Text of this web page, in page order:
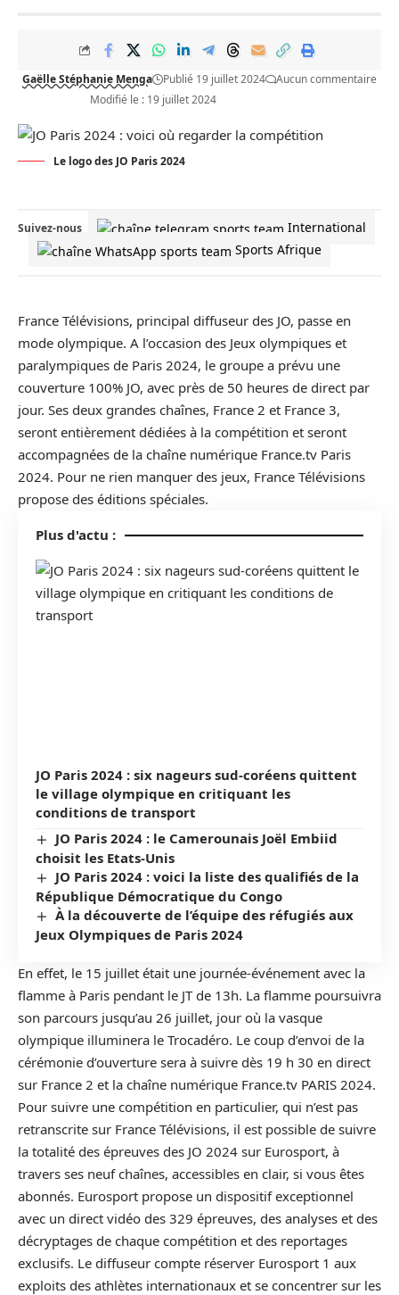
Gaëlle Stéphanie Menga Publié 19 juillet 2024
Aucun commentaire
Modifié le : 19 juillet 2024
Le logo des JO Paris 2024
Suivez-nous
International
Sports Afrique
France Télévisions, principal diffuseur des JO, passe en
mode olympique. A l’occasion des Jeux olympiques et
paralympiques de Paris 2024, le groupe a prévu une
couverture 100% JO, avec près de 50 heures de direct par
jour. Ses deux grandes chaînes, France 2 et France 3,
seront entièrement dédiées à la compétition et seront
accompagnées de la chaîne numérique France.tv Paris
2024. Pour ne rien manquer des jeux, France Télévisions
propose des éditions spéciales.
Plus d'actu :
JO Paris 2024 : six nageurs sud-coréens quittent
le village olympique en critiquant les
conditions de transport
JO Paris 2024 : le Camerounais Joël Embiid
choisit les Etats-Unis
JO Paris 2024 : voici la liste des qualifiés de la
République Démocratique du Congo
À la découverte de l’équipe des réfugiés aux
Jeux Olympiques de Paris 2024
En effet, le 15 juillet était une journée-événement avec la
flamme à Paris pendant le JT de 13h. La flamme poursuivra
son parcours jusqu’au 26 juillet, jour où la vasque
olympique illuminera le Trocadéro. Le coup d’envoi de la
cérémonie d’ouverture sera à suivre dès 19 h 30 en direct
sur France 2 et la chaîne numérique France.tv PARIS 2024.
Pour suivre une compétition en particulier, qui n’est pas
retranscrite sur France Télévisions, il est possible de suivre
la totalité des épreuves des JO 2024 sur Eurosport, à
travers ses neuf chaînes, accessibles en clair, si vous êtes
abonnés. Eurosport propose un dispositif exceptionnel
avec un direct vidéo des 329 épreuves, des analyses et des
décryptages de chaque compétition et des reportages
exclusifs. Le diffuseur compte réserver Eurosport 1 aux
exploits des athlètes internationaux et se concentrer sur les